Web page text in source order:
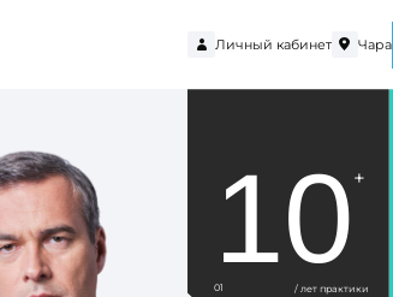
Личный кабинет Чара
10 +
01 / лет практики